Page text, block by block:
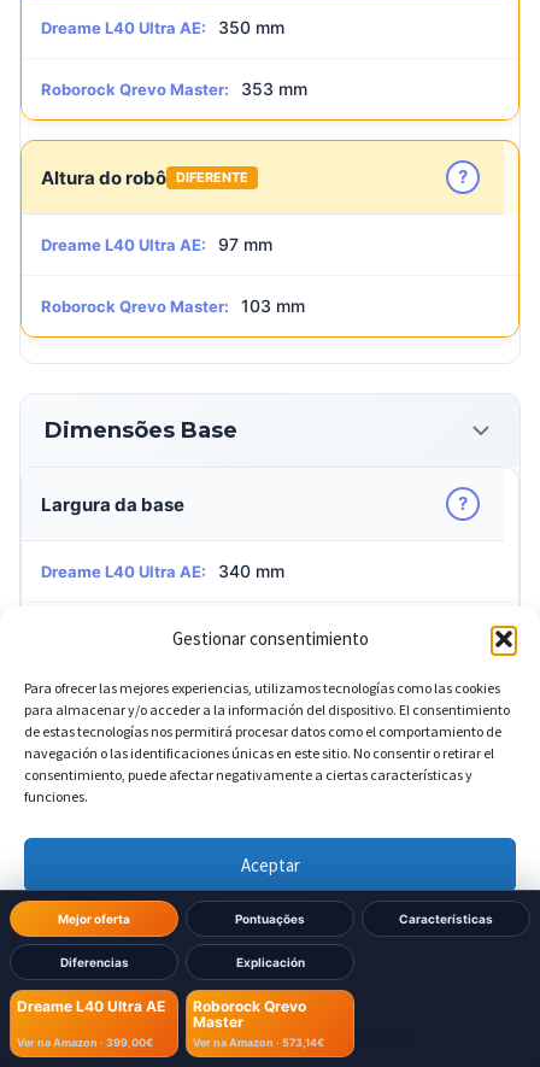
Gestionar consentimiento
Para ofrecer las mejores experiencias, utilizamos tecnologías como las cookies
para almacenar y/o acceder a la información del dispositivo. El consentimiento
de estas tecnologías nos permitirá procesar datos como el comportamiento de
navegación o las identificaciones únicas en este sitio. No consentir o retirar el
consentimiento, puede afectar negativamente a ciertas características y
funciones.
Aceptar
Denegar
Ver preferencias
Política de cookies Política de Privacidad
Mejor oferta Pontuações Características
Diferencias Explicación
Dreame L40 Ultra AE
Ver na Amazon · 399,00€
Roborock Qrevo
Master
Ver na Amazon · 573,14€
Dreame L40 Ultra AE: 350 mm
Roborock Qrevo Master: 353 mm
Altura do robô DIFERENTE ?
Dreame L40 Ultra AE: 97 mm
Roborock Qrevo Master: 103 mm
Dimensões Base
Largura da base ?
Dreame L40 Ultra AE: 340 mm
Roborock Qrevo Master: 340 mm
Altura da base DIFERENTE ?
Dreame L40 Ultra AE: 590,5 mm
Profundidade da base DIFERENTE ?
Dreame L40 Ultra AE: 456,7 mm